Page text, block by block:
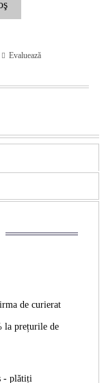
Evaluează
de curierat
la prețurile de
- plătiți